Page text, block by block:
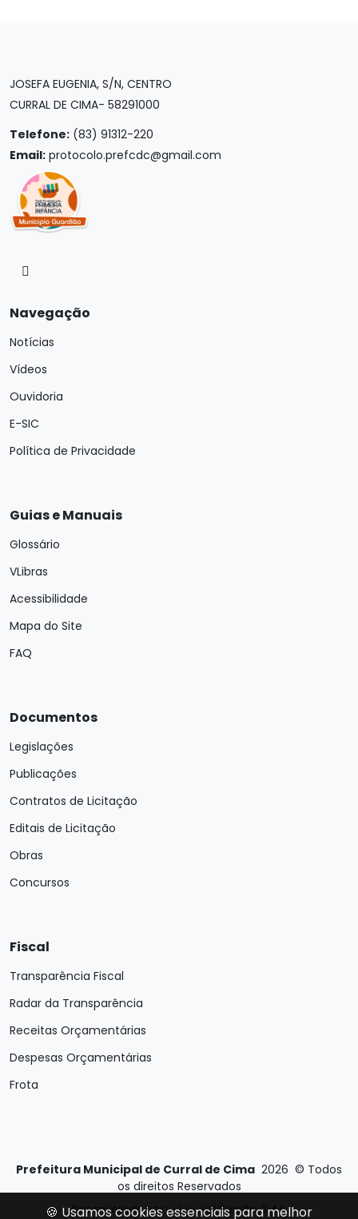
JOSEFA EUGENIA, S/N, CENTRO
CURRAL DE CIMA- 58291000
Telefone: (83) 91312-220
Email: protocolo.prefcdc@gmail.com
Navegação
Notícias
Vídeos
Ouvidoria
E-SIC
Política de Privacidade
Guias e Manuais
Glossário
VLibras
Acessibilidade
Mapa do Site
FAQ
Documentos
Legislações
Publicações
Contratos de Licitação
Editais de Licitação
Obras
Concursos
Fiscal
Transparência Fiscal
Radar da Transparência
Receitas Orçamentárias
Despesas Orçamentárias
Frota
Prefeitura Municipal de Curral de Cima 2026 © Todos
os direitos Reservados
Desenvolvido por E-Ticons| Versão: 2.4.0
🍪 Usamos cookies essenciais para melhor